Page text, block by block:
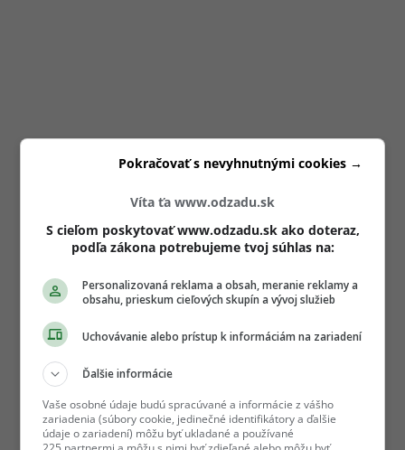
Víta ťa www.odzadu.sk
S cieľom poskytovať www.odzadu.sk ako doteraz,
podľa zákona potrebujeme tvoj súhlas na:
Personalizovaná reklama a obsah, meranie reklamy a
obsahu, prieskum cieľových skupín a vývoj služieb
Uchovávanie alebo prístup k informáciám na zariadení
Ďalšie informácie
Vaše osobné údaje budú spracúvané a informácie z vášho
zariadenia (súbory cookie, jedinečné identifikátory a ďalšie
údaje o zariadení) môžu byť ukladané a používané
Pokračovať s nevyhnutnými cookies →